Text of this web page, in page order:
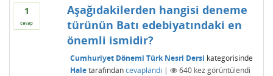
1
cevap
Aşağıdakilerden hangisi deneme
türünün Batı edebiyatındaki en
önemli ismidir?
Cumhuriyet Dönemi Türk Nesri Dersi kategorisinde
Hale tarafından cevaplandı | 640kez görüntülendi